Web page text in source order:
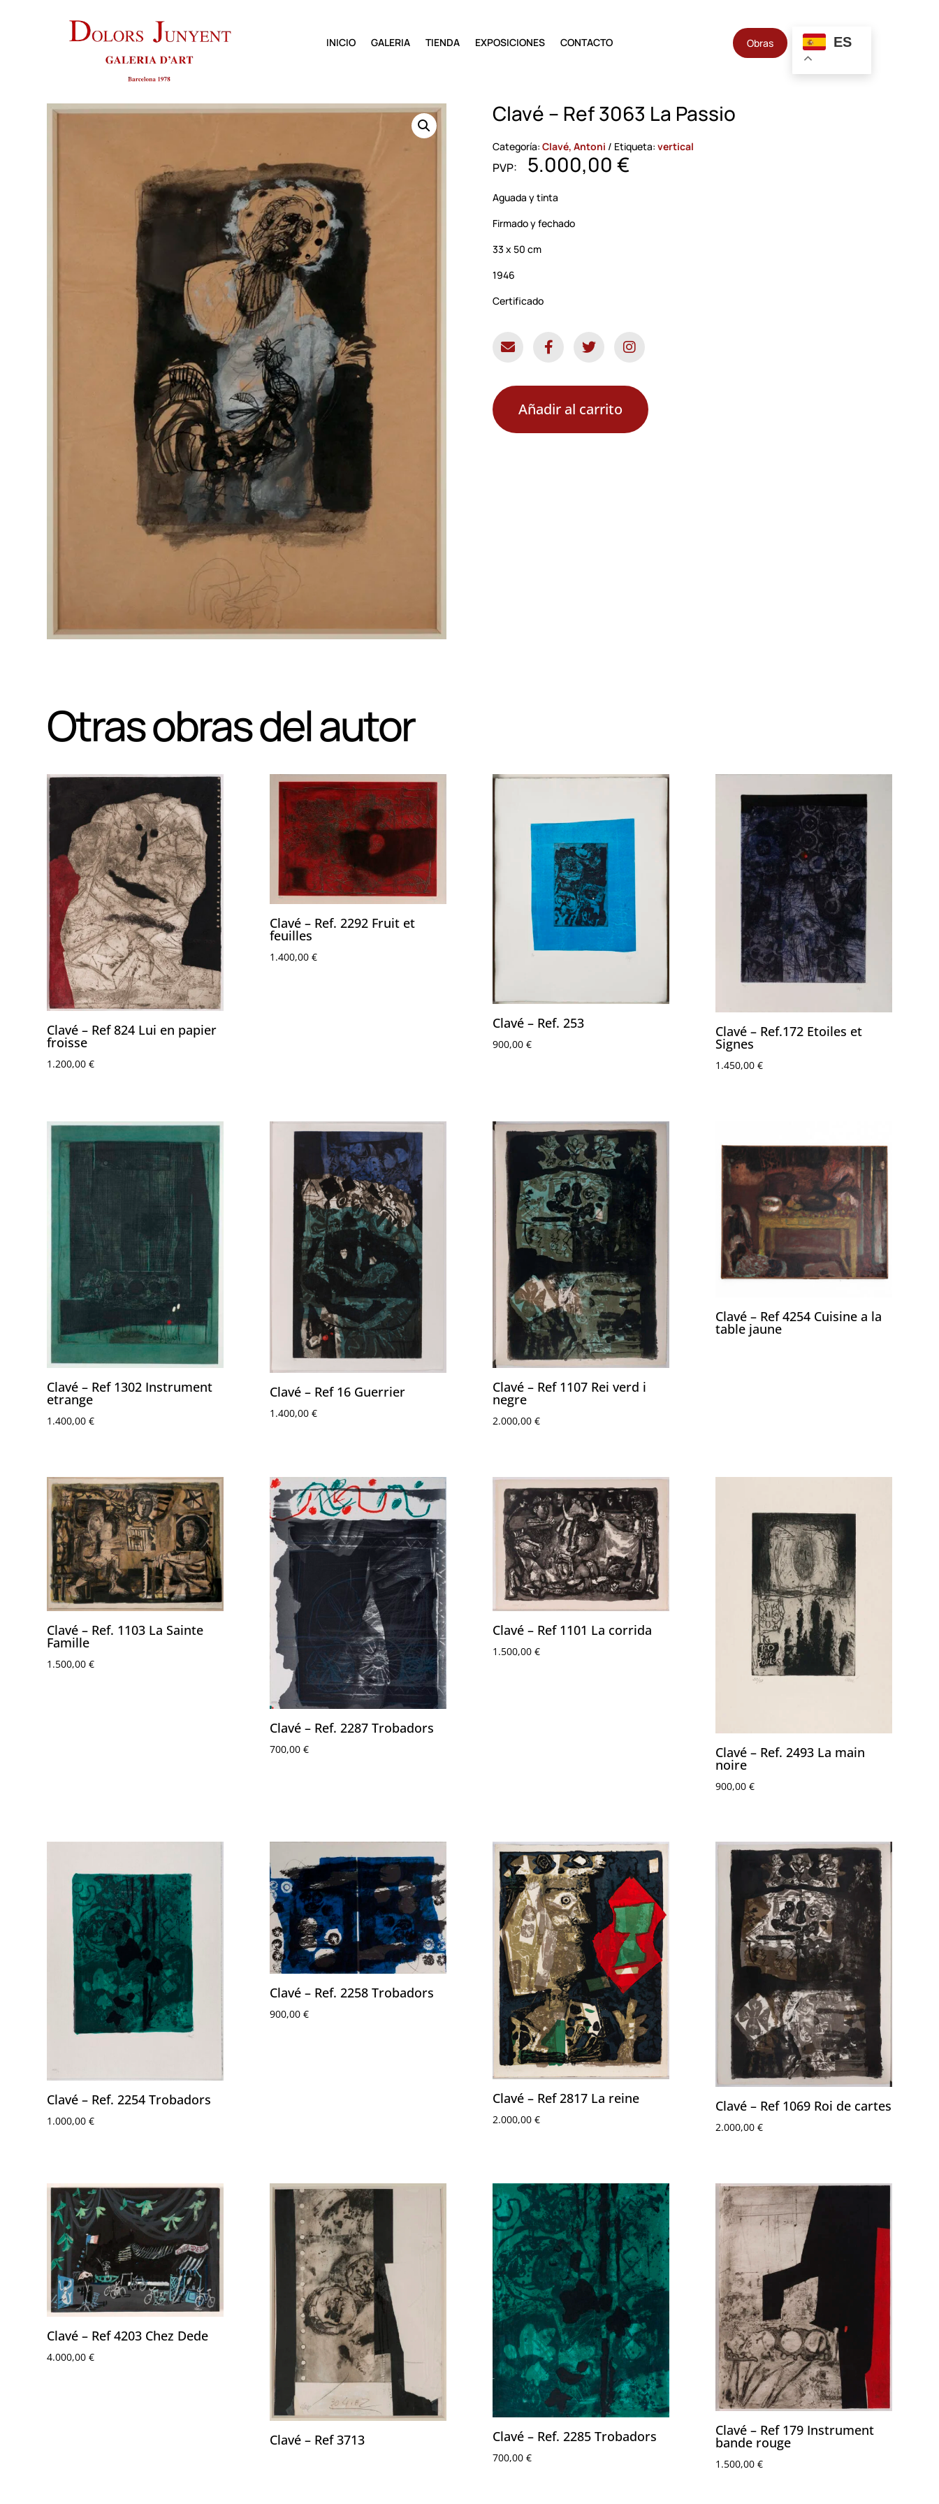
INICIO GALERIA TIENDA EXPOSICIONES CONTACTO Obras ES
Clavé – Ref 3063 La Passio
Categoría:Clavé, Antoni Etiqueta:vertical
5.000,00€
Aguada y tinta
Firmado y fechado
33 x 50 cm
1946
Certificado
Añadir al carrito
Otras obras del autor
Clavé – Ref 824 Lui en papier
froisse
1.200,00€
Clavé – Ref. 2292 Fruit et
feuilles
1.400,00€
Clavé – Ref. 253
900,00€
Clavé – Ref.172 Etoiles et
Signes
1.450,00€
Clavé – Ref 1302 Instrument
etrange
1.400,00€
Clavé – Ref 16 Guerrier
1.400,00€
Clavé – Ref 1107 Rei verd i
negre
2.000,00€
Clavé – Ref 4254 Cuisine a la
table jaune
Clavé – Ref. 1103 La Sainte
Famille
1.500,00€
Clavé – Ref. 2287 Trobadors
700,00€
Clavé – Ref 1101 La corrida
1.500,00€
Clavé – Ref. 2493 La main
noire
900,00€
Clavé – Ref. 2254 Trobadors
1.000,00€
Clavé – Ref. 2258 Trobadors
900,00€
Clavé – Ref 2817 La reine
2.000,00€
Clavé – Ref 1069 Roi de cartes
2.000,00€
Clavé – Ref 4203 Chez Dede
4.000,00€
Clavé – Ref 3713 Clavé – Ref. 2285 Trobadors
700,00€
Clavé – Ref 179 Instrument
bande rouge
1.500,00€